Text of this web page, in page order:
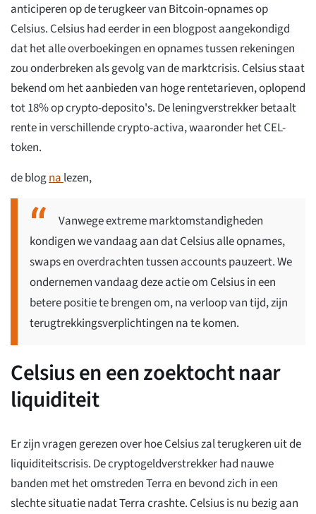
anticiperen op de terugkeer van Bitcoin-opnames op
Celsius. Celsius had eerder in een blogpost aangekondigd
dat het alle overboekingen en opnames tussen rekeningen
zou onderbreken als gevolg van de marktcrisis. Celsius staat
bekend om het aanbieden van hoge rentetarieven, oplopend
tot 18% op crypto-deposito's. De leningverstrekker betaalt
rente in verschillende crypto-activa, waaronder het CEL-
token.
de blognalezen,
Vanwege extreme marktomstandigheden
kondigen we vandaag aan dat Celsius alle opnames,
swaps en overdrachten tussen accounts pauzeert. We
ondernemen vandaag deze actie om Celsius in een
betere positie te brengen om, na verloop van tijd, zijn
terugtrekkingsverplichtingen na te komen.
Celsius en een zoektocht naar
liquiditeit
Er zijn vragen gerezen over hoe Celsius zal terugkeren uit de
liquiditeitscrisis. De cryptogeldverstrekker had nauwe
banden met het omstreden Terra en bevond zich in een
slechte situatie nadat Terra crashte. Celsius is nu bezig aan